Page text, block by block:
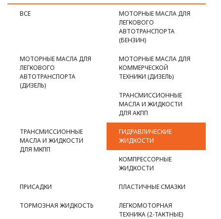
ВСЕ
МОТОРНЫЕ МАСЛА ДЛЯ
ЛЕГКОВОГО
АВТОТРАНСПОРТА
(БЕНЗИН)
МОТОРНЫЕ МАСЛА ДЛЯ
ЛЕГКОВОГО
АВТОТРАНСПОРТА
(ДИЗЕЛЬ)
МОТОРНЫЕ МАСЛА ДЛЯ
КОММЕРЧЕСКОЙ
ТЕХНИКИ (ДИЗЕЛЬ)
ТРАНСМИССИОННЫЕ
МАСЛА И ЖИДКОСТИ
ДЛЯ АКПП
ТРАНСМИССИОННЫЕ
МАСЛА И ЖИДКОСТИ
ДЛЯ МКПП
ГИДРАВЛИЧЕСКИЕ
ЖИДКОСТИ
КОМПРЕССОРНЫЕ
ЖИДКОСТИ
ПРИСАДКИ ПЛАСТИЧНЫЕ СМАЗКИ
ТОРМОЗНАЯ ЖИДКОСТЬ
ЛЕГКОМОТОРНАЯ
ТЕХНИКА (2-ТАКТНЫЕ)